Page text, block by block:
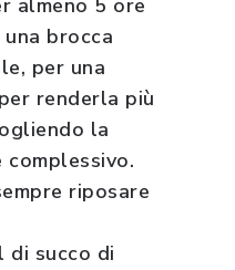
almeno 5 ore
brocca
per una
renderla più
la
riposare
di succo di